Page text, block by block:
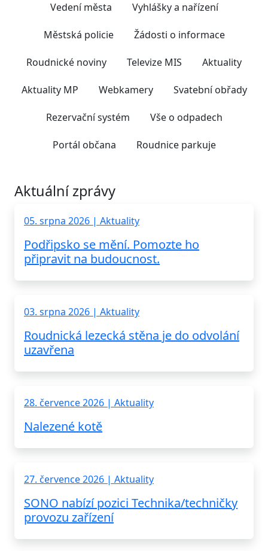
Vedení města Vyhlášky a nařízení
Městská policie Žádosti o informace
Roudnické noviny Televize MIS Aktuality
Aktuality MP Webkamery Svatební obřady
Rezervační systém Vše o odpadech
Portál občana Roudnice parkuje
Aktuální zprávy
05. srpna 2026 | Aktuality
Podřipsko se mění. Pomozte ho
připravit na budoucnost.
03. srpna 2026 | Aktuality
Roudnická lezecká stěna je do odvolání
uzavřena
28. července 2026 | Aktuality
Nalezené kotě
27. července 2026 | Aktuality
SONO nabízí pozici Technika/techničky
provozu zařízení